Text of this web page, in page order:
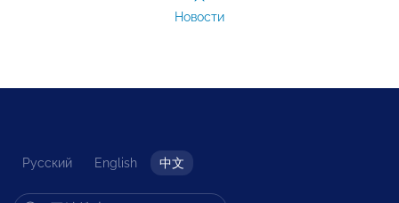
Новости
Русский English 中文